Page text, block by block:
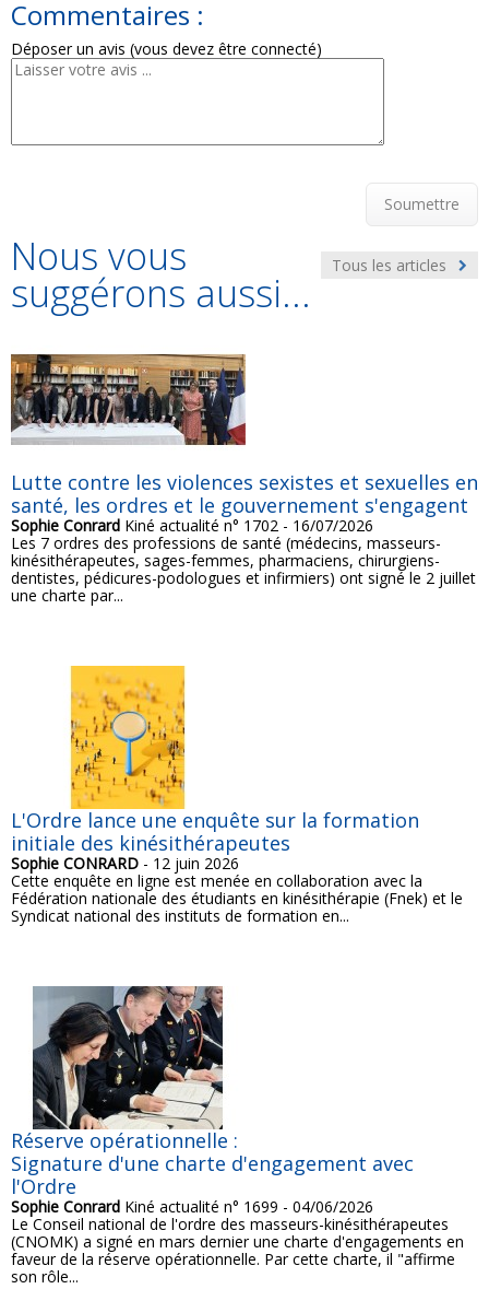
Commentaires :
Déposer un avis (vous devez être connecté)
Soumettre
Tous les articles
Nous vous
suggérons aussi...
Lutte contre les violences sexistes et sexuelles en
santé, les ordres et le gouvernement s'engagent
Sophie Conrard Kiné actualité n° 1702 - 16/07/2026
Les 7 ordres des professions de santé (médecins, masseurs-
kinésithérapeutes, sages-femmes, pharmaciens, chirurgiens-
dentistes, pédicures-podologues et infirmiers) ont signé le 2 juillet
une charte par...
L'Ordre lance une enquête sur la formation
initiale des kinésithérapeutes
Sophie CONRARD - 12 juin 2026
Cette enquête en ligne est menée en collaboration avec la
Fédération nationale des étudiants en kinésithérapie (Fnek) et le
Syndicat national des instituts de formation en...
Réserve opérationnelle :
Signature d'une charte d'engagement avec
l'Ordre
Sophie Conrard Kiné actualité n° 1699 - 04/06/2026
Le Conseil national de l'ordre des masseurs-kinésithérapeutes
(CNOMK) a signé en mars dernier une charte d'engagements en
faveur de la réserve opérationnelle. Par cette charte, il "affirme
son rôle...